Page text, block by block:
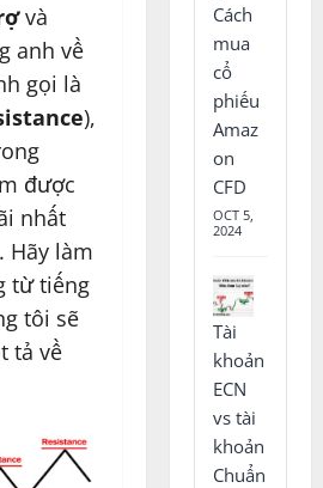
và
anh về
gọi là
),
được
nhất
Hãy làm
từ tiếng
tôi sẽ
tả về
Cách
mua
cổ
phiếu
Amaz
on
CFD
OCT 5,
2024
Tài
khoản
ECN
vs tài
khoản
Chuẩn